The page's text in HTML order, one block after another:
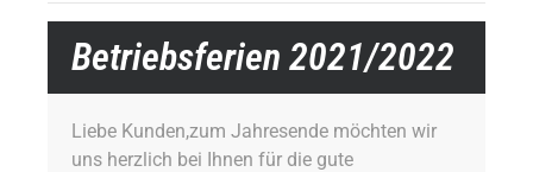
Betriebsferien 2021/2022
Liebe Kunden,zum Jahresende möchten wir
uns herzlich bei Ihnen für die gute